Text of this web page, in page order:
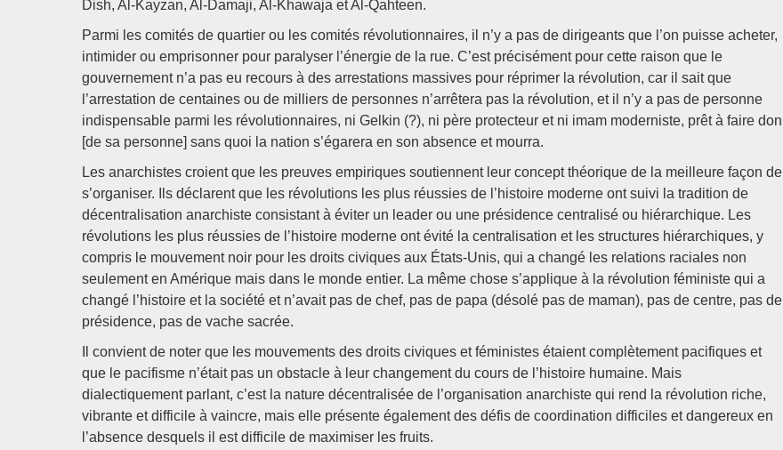
Dish, Al-Kayzan, Al-Damaji, Al-Khawaja et Al-Qahteen.
Parmi les comités de quartier ou les comités révolutionnaires, il n’y a pas de dirigeants que l’on puisse acheter,
intimider ou emprisonner pour paralyser l’énergie de la rue. C’est précisément pour cette raison que le
gouvernement n’a pas eu recours à des arrestations massives pour réprimer la révolution, car il sait que
l’arrestation de centaines ou de milliers de personnes n’arrêtera pas la révolution, et il n’y a pas de personne
indispensable parmi les révolutionnaires, ni Gelkin (?), ni père protecteur et ni imam moderniste, prêt à faire don
[de sa personne] sans quoi la nation s’égarera en son absence et mourra.
Les anarchistes croient que les preuves empiriques soutiennent leur concept théorique de la meilleure façon de
s’organiser. Ils déclarent que les révolutions les plus réussies de l’histoire moderne ont suivi la tradition de
décentralisation anarchiste consistant à éviter un leader ou une présidence centralisé ou hiérarchique. Les
révolutions les plus réussies de l’histoire moderne ont évité la centralisation et les structures hiérarchiques, y
compris le mouvement noir pour les droits civiques aux États-Unis, qui a changé les relations raciales non
seulement en Amérique mais dans le monde entier. La même chose s’applique à la révolution féministe qui a
changé l’histoire et la société et n’avait pas de chef, pas de papa (désolé pas de maman), pas de centre, pas de
présidence, pas de vache sacrée.
Il convient de noter que les mouvements des droits civiques et féministes étaient complètement pacifiques et
que le pacifisme n’était pas un obstacle à leur changement du cours de l’histoire humaine. Mais
dialectiquement parlant, c’est la nature décentralisée de l’organisation anarchiste qui rend la révolution riche,
vibrante et difficile à vaincre, mais elle présente également des défis de coordination difficiles et dangereux en
l’absence desquels il est difficile de maximiser les fruits.